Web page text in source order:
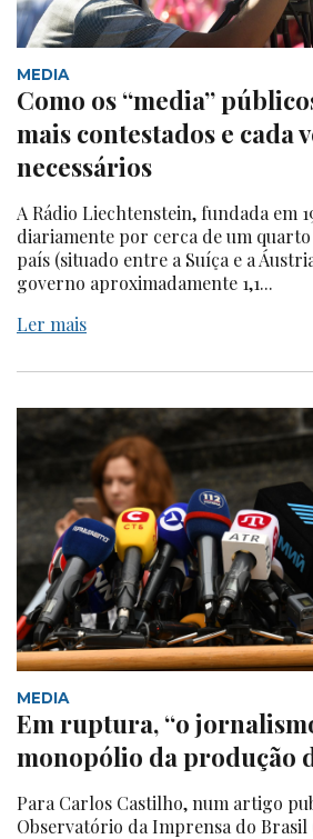
MEDIA
Como os “media”
mais contestados e cada
necessários
A Rádio Liechtenstein, fundada em
diariamente por cerca de um
país (situado entre a Suíça e a
governo aproximadamente 1,1...
Ler mais
MEDIA
Em ruptura, “o
monopólio da produção
Para Carlos Castilho, num artigo
Observatório da Imprensa do